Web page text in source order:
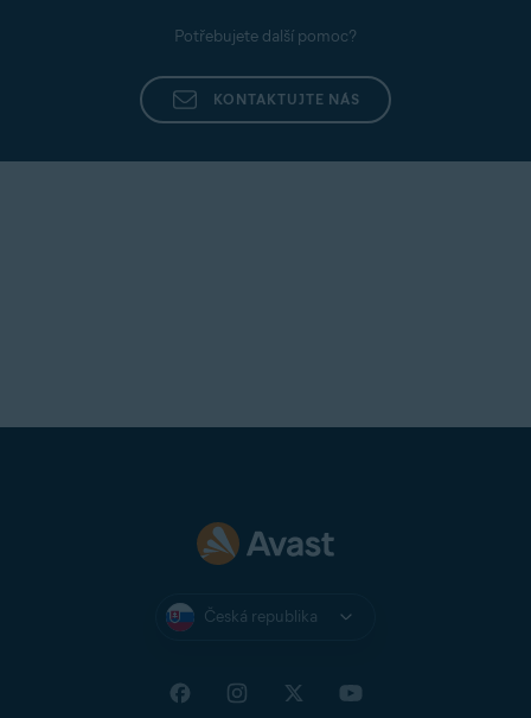
Potřebujete další pomoc?
KONTAKTUJTE NÁS
Česká republika